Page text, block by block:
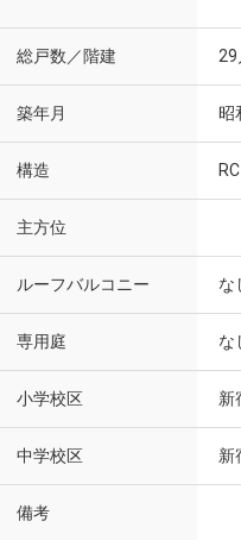
総戸数／階建 29
築年月 昭
構造
主方位
ルーフバルコニー な
専用庭 な
小学校区 新
中学校区 新
備考